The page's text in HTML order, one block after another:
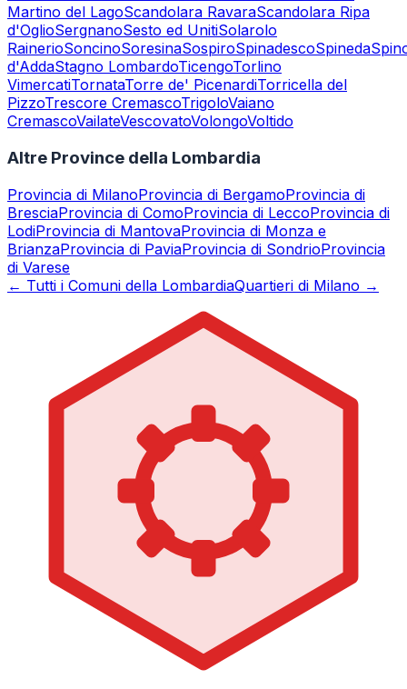
Martino del LagoScandolara RavaraScandolara Ripa
d'OglioSergnanoSesto ed UnitiSolarolo
RainerioSoncinoSoresinaSospiroSpinadescoSpineda
d'AddaStagno LombardoTicengoTorlino
VimercatiTornataTorre de' PicenardiTorricella del
PizzoTrescore CremascoTrigoloVaiano
CremascoVailateVescovatoVolongoVoltido
Altre Province della Lombardia
Provincia di MilanoProvincia di BergamoProvincia di
BresciaProvincia di ComoProvincia di LeccoProvincia di
LodiProvincia di MantovaProvincia di Monza e
BrianzaProvincia di PaviaProvincia di SondrioProvincia
di Varese
← Tutti i Comuni della LombardiaQuartieri di Milano →